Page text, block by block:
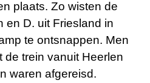
plaats. Zo wisten de
en D. uit Friesland in
te ontsnappen. Men
de trein vanuit Heerlen
waren afgereisd.